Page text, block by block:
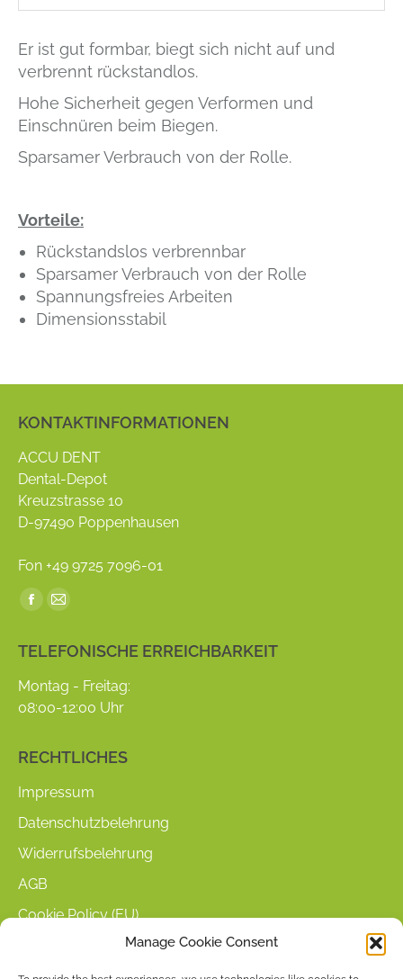
Manage Cookie Consent
Er ist gut formbar, biegt sich nicht auf und
verbrennt rückstandlos.
Hohe Sicherheit gegen Verformen und
Einschnüren beim Biegen.
Sparsamer Verbrauch von der Rolle.
Vorteile:
Rückstandslos verbrennbar
Sparsamer Verbrauch von der Rolle
Spannungsfreies Arbeiten
Dimensionsstabil
KONTAKTINFORMATIONEN
ACCU DENT
Dental-Depot
Kreuzstrasse 10
D-97490 Poppenhausen
Fon +49 9725 7096-01
Find us on:
Facebook
opens
in
new
Mail
opens
in
new
TELEFONISCHE ERREICHBARKEIT
Montag - Freitag:
08:00-12:00 Uhr
RECHTLICHES
Impressum
Datenschutzbelehrung
Widerrufsbelehrung
AGB
Cookie Policy (EU)